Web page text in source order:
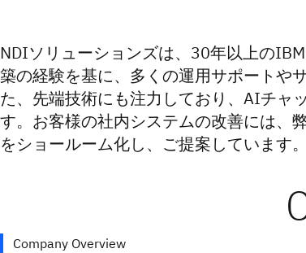
NDIソリューションズは、30年以上の
築の経験を基に、多くの運用サポートや
た、先端技術にも注力しており、AIチャ
す。お客様の社内システムの改善には、
をショールーム化し、ご提案しています。